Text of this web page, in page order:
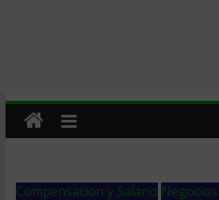
Compensacion y Salario